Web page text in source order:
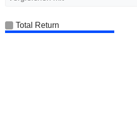
Total Return